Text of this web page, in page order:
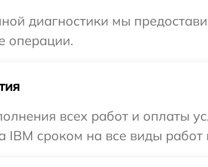
диагностики мы
операции.
всех работ и оплаты
IBM сроком на все виды работ